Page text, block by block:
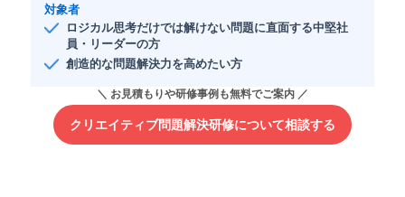
対象者
ロジカル思考だけでは解けない問題に直面する中堅社
員・リーダーの方
創造的な問題解決力を高めたい方
クリエイティブ問題解決研修について相談する